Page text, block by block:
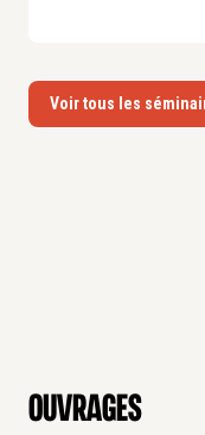
Voir tous les
Ouvrages